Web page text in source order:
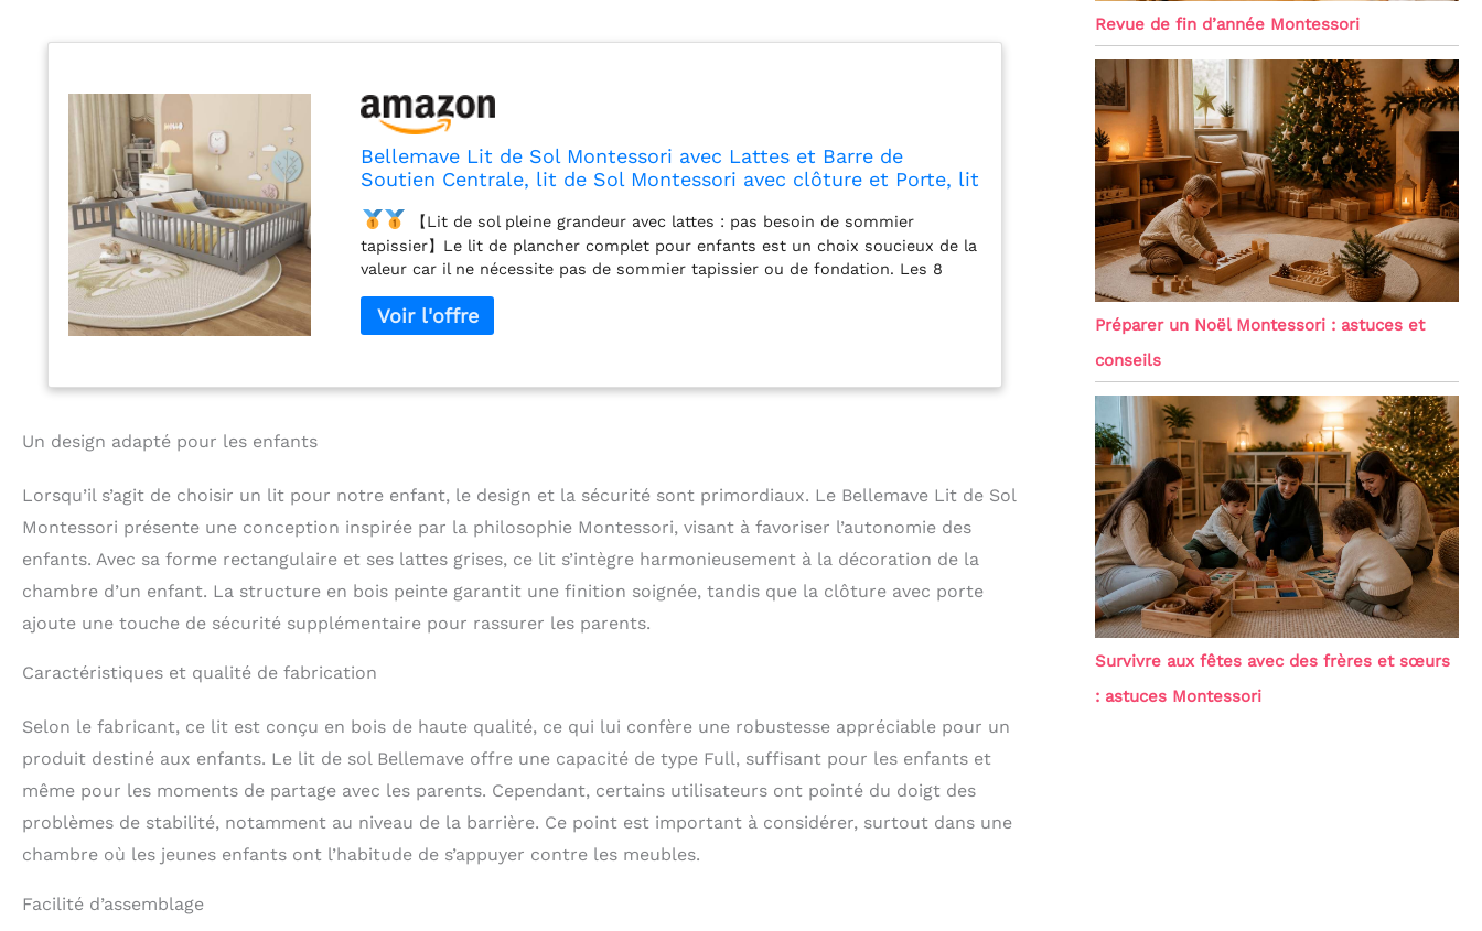
Bellemave Lit de Sol Montessori avec Lattes et Barre de
Soutien Centrale, lit de Sol Montessori avec clôture et Porte, lit
【Lit de sol pleine grandeur avec lattes : pas besoin de sommier
tapissier】Le lit de plancher complet pour enfants est un choix soucieux de la
valeur car il ne nécessite pas de sommier tapissier ou de fondation. Les 8
soutien nécessaire et peuvent résister à l'usure quotidienne. Épaisseur
recommandée du matelas : 10,2 cm. Remarque : les lattes sont amovibles. Lit
Montessori ne sont pas tronqués, de sorte que notre lit de sol pleine taille est
robuste】La sécurité de ce lit Montessori est certifiée par le certificat de
produit pour enfants (CPC). Fabriqué à partir de bois de pin de haute qualité
robuste qui ne bouge pas. Capacité de poids du lit double : 158,8 kg.
Facile à assembler au sol Montessori taille complète : grâce à la construction
simple du cadre de lit montessori, vous pouvez assembler ce lit de sol pleine
191,5 x 138,2 cm. Notre adresse e-mail : service@bellemave.com
Un design adapté pour les enfants
Lorsqu’il s’agit de choisir un lit pour notre enfant, le design et la sécurité sont primordiaux. Le Bellemave Lit de Sol
Montessori présente une conception inspirée par la philosophie Montessori, visant à favoriser l’autonomie des
enfants. Avec sa forme rectangulaire et ses lattes grises, ce lit s’intègre harmonieusement à la décoration de la
chambre d’un enfant. La structure en bois peinte garantit une finition soignée, tandis que la clôture avec porte
ajoute une touche de sécurité supplémentaire pour rassurer les parents.
Caractéristiques et qualité de fabrication
Selon le fabricant, ce lit est conçu en bois de haute qualité, ce qui lui confère une robustesse appréciable pour un
produit destiné aux enfants. Le lit de sol Bellemave offre une capacité de type Full, suffisant pour les enfants et
même pour les moments de partage avec les parents. Cependant, certains utilisateurs ont pointé du doigt des
problèmes de stabilité, notamment au niveau de la barrière. Ce point est important à considérer, surtout dans une
chambre où les jeunes enfants ont l’habitude de s’appuyer contre les meubles.
Facilité d’assemblage
Revue de fin d’année Montessori
Préparer un Noël Montessori : astuces et
conseils
Survivre aux fêtes avec des frères et sœurs
: astuces Montessori